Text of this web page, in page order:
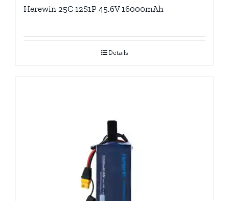
Herewin 25C 12S1P 45.6V 16000mAh
Details